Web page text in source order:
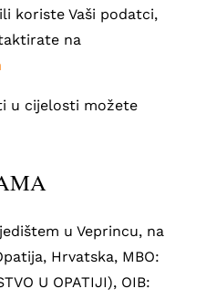
koriste Vaši podatci,
na
u cijelosti možete
u Veprincu, na
Hrvatska, MBO:
U OPATIJI), OIB: